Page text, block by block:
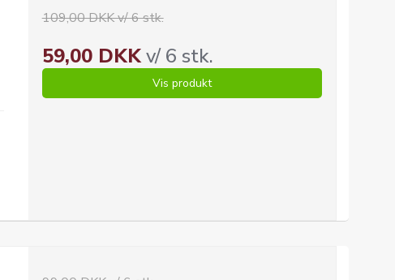
109,00 DKK v/ 6 stk.
59,00 DKKv/ 6 stk.
Vis produkt